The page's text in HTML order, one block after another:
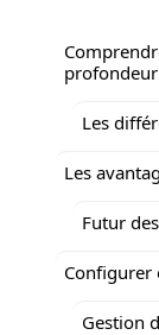
profondeur
Les
Les
Futur
Configurer
Gestion